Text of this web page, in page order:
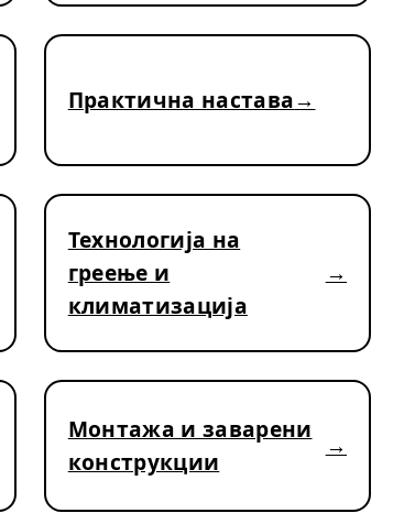
Практична настава
Технологија на
греење и
климатизација
Монтажа и заварени
конструкции